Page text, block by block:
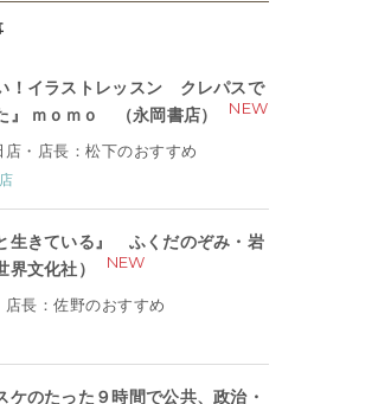
！イラストレッスン クレパスで
』 ｍｏｍｏ （永岡書店）
NEW
店・店長：松下のおすすめ
生きている』 ふくだのぞみ・岩
文化社）
NEW
店長：佐野のおすすめ
ケのたった９時間で公共、政治・